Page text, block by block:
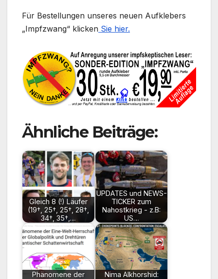
Für Bestellungen unseres neuen Aufklebers
„Impfzwang“ klicken Sie hier.
Ähnliche Beiträge:
Gleich 8 (!) Läufer
(19†, 25†, 25†, 28†,
34†, 35†,…
UPDATES und NEWS-
TICKER zum
Nahostkrieg - z.B:
US…
Phänomene der
Nima Alkhorshid: